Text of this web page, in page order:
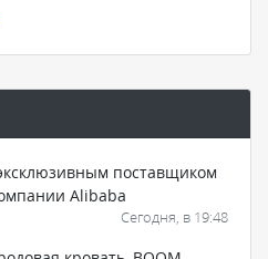
поставщиком
Alibaba
Сегодня, в 19:48